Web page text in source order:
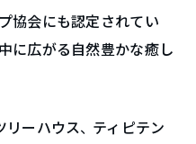
協会にも認定されてい
に広がる自然豊かな癒し
リーハウス、 ティピテン